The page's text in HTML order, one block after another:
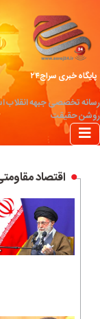
پایگاه خبری سراج۲۴
رسانه تخصصی جبهه انقلاب
روشن حقیقت
اقتصاد